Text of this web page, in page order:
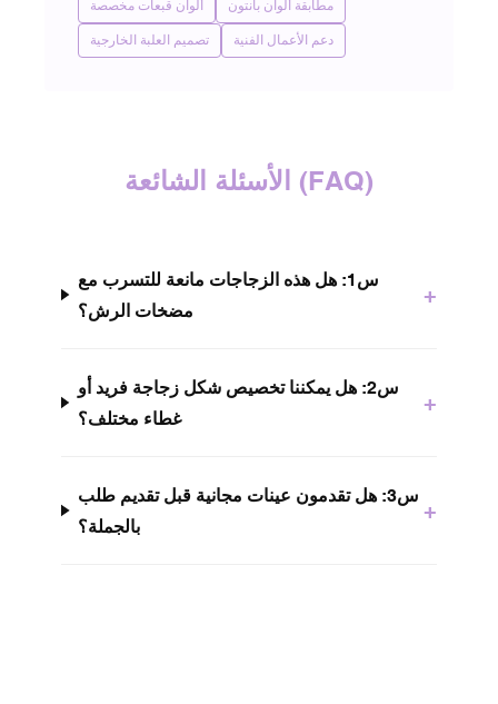
ألوان قبعات مخصصة مطابقة ألوان بانتون
تصميم العلبة الخارجية دعم الأعمال الفنية
الأسئلة الشائعة (FAQ)
س1: هل هذه الزجاجات مانعة للتسرب مع
مضخات الرش؟
+
س2: هل يمكننا تخصيص شكل زجاجة فريد أو
غطاء مختلف؟
+
س3: هل تقدمون عينات مجانية قبل تقديم طلب
بالجملة؟
+